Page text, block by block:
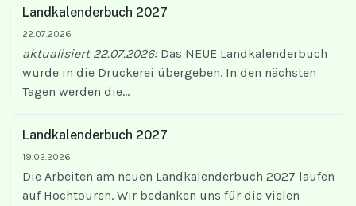
Landkalenderbuch 2027
22.07.2026
aktualisiert 22.07.2026:Das NEUE Landkalenderbuch
wurde in die Druckerei übergeben. In den nächsten
Tagen werden die...
Landkalenderbuch 2027
19.02.2026
Die Arbeiten am neuen Landkalenderbuch 2027 laufen
auf Hochtouren. Wir bedanken uns für die vielen